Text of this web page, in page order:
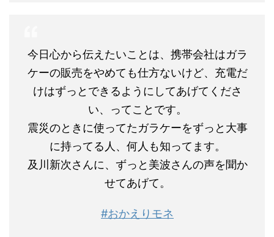
今日心から伝えたいことは、携帯会社はガラ
ケーの販売をやめても仕方ないけど、充電だ
けはずっとできるようにしてあげてくださ
い、ってことです。
震災のときに使ってたガラケーをずっと大事
に持ってる人、何人も知ってます。
及川新次さんに、ずっと美波さんの声を聞か
せてあげて。
#おかえりモネ